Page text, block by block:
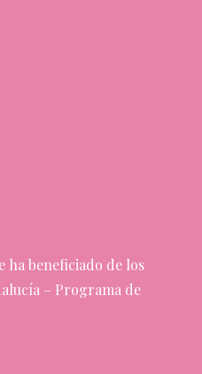
ha beneficiado de los
– Programa de